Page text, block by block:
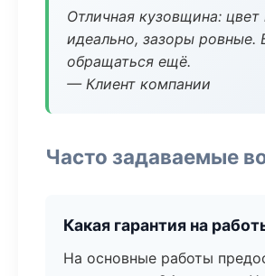
Отличная кузовщина: цвет
идеально, зазоры ровные.
обращаться ещё.
— Клиент компании
Часто задаваемые
Какая гарантия на
На основные работы